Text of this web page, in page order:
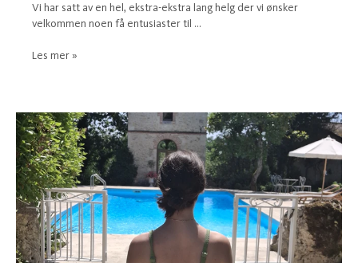
Vi har satt av en hel, ekstra-ekstra lang helg der vi ønsker
velkommen noen få entusiaster til ...
Les mer »